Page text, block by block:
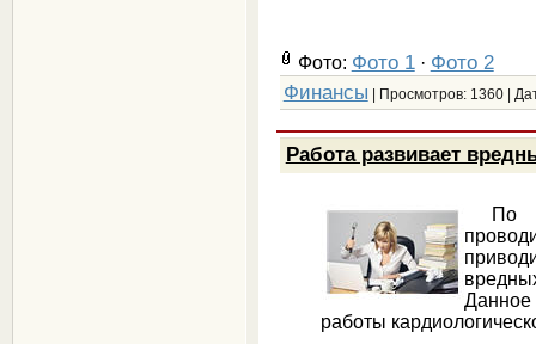
Фото: Фото 1· Фото 2
Финансы | Просмотров: 1360 |
Работа развивает
По
Данное
работы